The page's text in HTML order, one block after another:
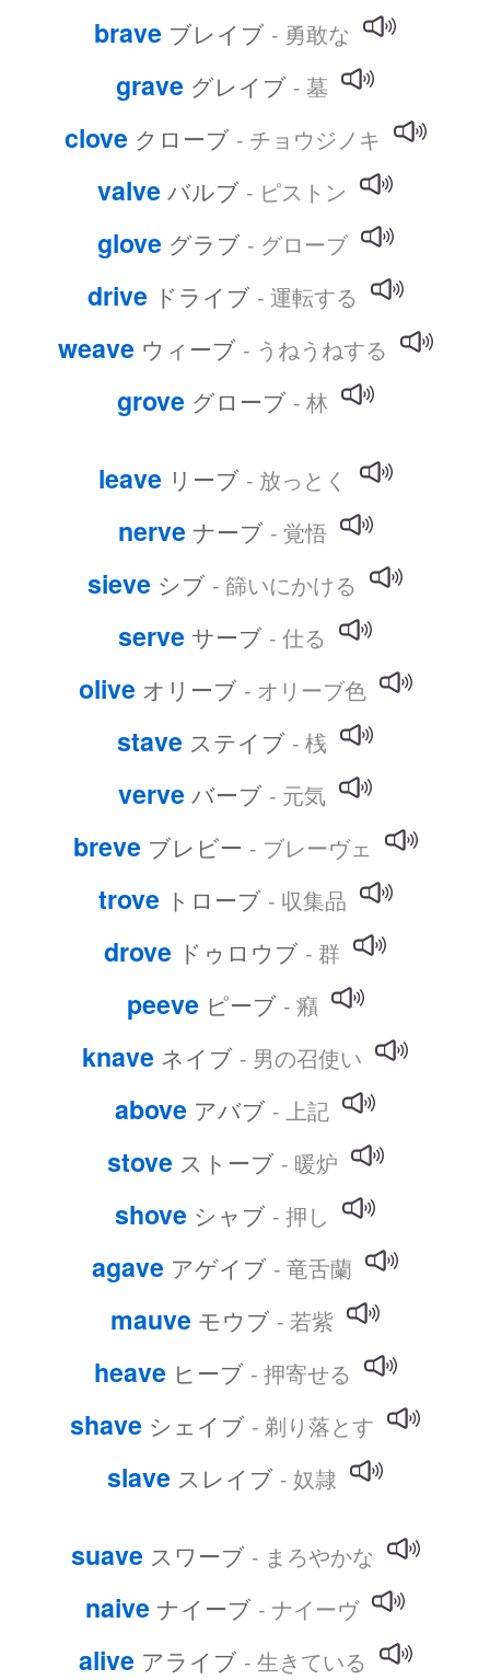
brave ブレイブ - 勇敢な
grave グレイブ - 墓
clove クローブ - チョウジノキ
valve バルブ - ピストン
glove グラブ - グローブ
drive ドライブ - 運転する
weave ウィーブ - うねうねする
grove グローブ - 林
leave リーブ - 放っとく
nerve ナーブ - 覚悟
sieve シブ - 篩いにかける
serve サーブ - 仕る
olive オリーブ - オリーブ色
stave ステイブ - 桟
verve バーブ - 元気
breve ブレビー - ブレーヴェ
trove トローブ - 収集品
drove ドゥロウブ - 群
peeve ピーブ - 癪
knave ネイブ - 男の召使い
above アバブ - 上記
stove ストーブ - 暖炉
shove シャブ - 押し
agave アゲイブ - 竜舌蘭
mauve モウブ - 若紫
heave ヒーブ - 押寄せる
shave シェイブ - 剃り落とす
slave スレイブ - 奴隷
suave スワーブ - まろやかな
naive ナイーブ - ナイーヴ
alive アライブ - 生きている